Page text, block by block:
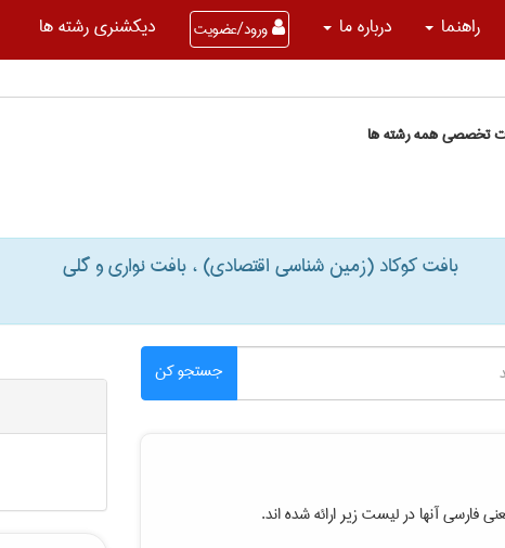
راهنما درباره ما ورود/عضویت دیکشنری رشته ها
تخصصی همه رشته ها
بافت کوکاد (زمین شناسی اقتصادی) ، بافت نواری و گلی
جستجو کن
فارسی آنها در لیست زیر ارائه شده اند.